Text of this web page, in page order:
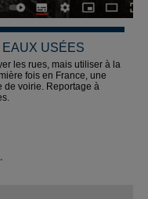
USÉES
les rues, mais utiliser à la
fois en France, une
de voirie. Reportage à